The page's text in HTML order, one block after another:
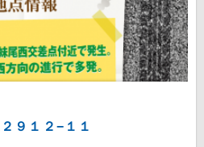
９１２−１１